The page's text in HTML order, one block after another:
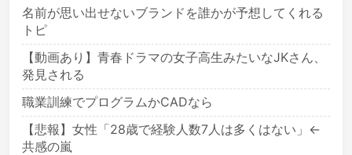
名前が思い出せないブランドを誰かが予想してくれる
トピ
【動画あり】青春ドラマの女子高生みたいなJKさん、
発見される
職業訓練でプログラムかCADなら
【悲報】女性「28歳で経験人数7人は多くはない」←
共感の嵐